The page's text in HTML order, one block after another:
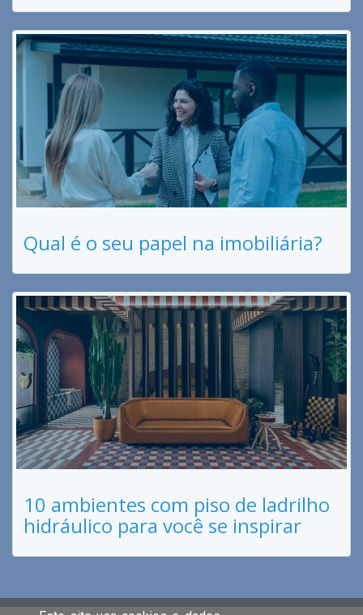
Qual é o seu papel na imobiliária?
10 ambientes com piso de ladrilho
hidráulico para você se inspirar